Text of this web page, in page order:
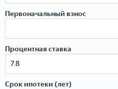
Первоначальный взнос
Процентная ставка
Срок ипотеки (лет)